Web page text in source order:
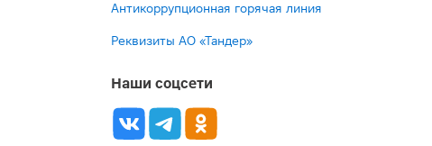
Антикоррупционная горячая линия
Реквизиты АО «Тандер»
Наши соцсети